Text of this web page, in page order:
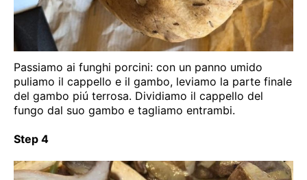
Passiamo ai funghi porcini: con un panno umido
puliamo il cappello e il gambo, leviamo la parte finale
del gambo piú terrosa. Dividiamo il cappello del
fungo dal suo gambo e tagliamo entrambi.
Step 4